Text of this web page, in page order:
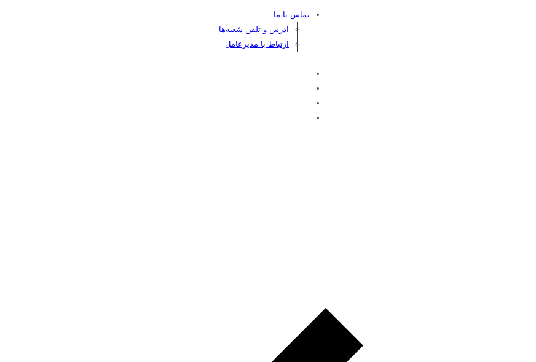
تماس با ما
آدرس و تلفن شعبه‌ها
ارتباط با مدیرعامل